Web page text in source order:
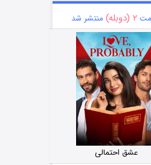
۲ (دوبله) منتشر شد
عشق احتمالی